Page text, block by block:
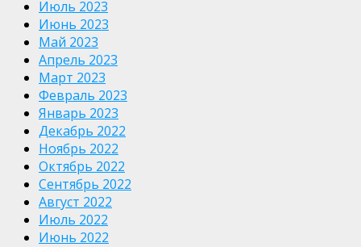
Июль 2023
Июнь 2023
Май 2023
Апрель 2023
Март 2023
Февраль 2023
Январь 2023
Декабрь 2022
Ноябрь 2022
Октябрь 2022
Сентябрь 2022
Август 2022
Июль 2022
Июнь 2022